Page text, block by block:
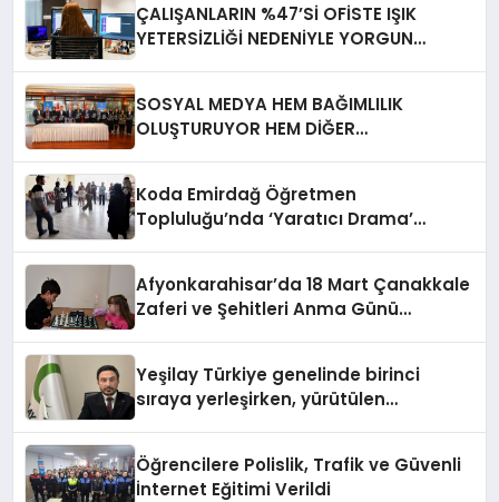
ÇALIŞANLARIN %47’Sİ OFİSTE IŞIK
YETERSİZLİĞİ NEDENİYLE YORGUN
SOSYAL MEDYA HEM BAĞIMLILIK
OLUŞTURUYOR HEM DİĞER
Koda Emirdağ Öğretmen
Topluluğu’nda ‘Yaratıcı Drama’
Afyonkarahisar’da 18 Mart Çanakkale
Zaferi ve Şehitleri Anma Günü
Yeşilay Türkiye genelinde birinci
sıraya yerleşirken, yürütülen
Öğrencilere Polislik, Trafik ve Güvenli
İnternet Eğitimi Verildi